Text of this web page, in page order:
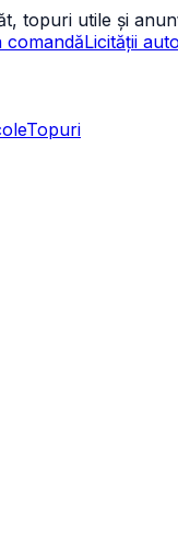
topuri utile și
comandăLicității auto
Topuri